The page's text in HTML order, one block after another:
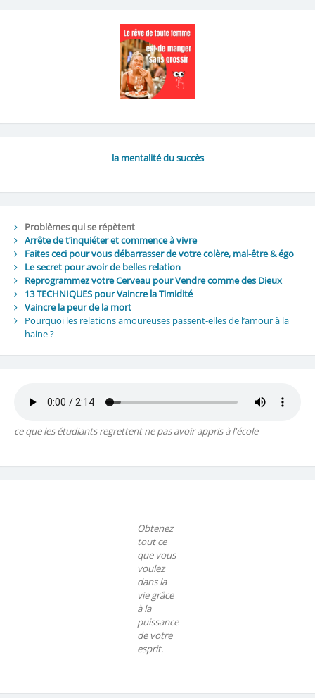
la mentalité du succès
Problèmes qui se répètent
Arrête de t’inquiéter et commence à vivre
Faites ceci pour vous débarrasser de votre colère, mal-être & égo
Le secret pour avoir de belles relation
Reprogrammez votre Cerveau pour Vendre comme des Dieux
13 TECHNIQUES pour Vaincre la Timidité
Vaincre la peur de la mort
Pourquoi les relations amoureuses passent-elles de l’amour à la
haine ?
ce que les étudiants regrettent ne pas avoir appris à l'école
Obtenez
tout ce
que vous
voulez
dans la
vie grâce
à la
puissance
de votre
esprit.